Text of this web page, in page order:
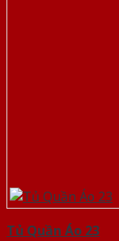
Tủ Quần Áo 23